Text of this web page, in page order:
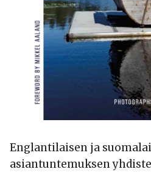
Englantilaisen ja
asiantuntemuksen